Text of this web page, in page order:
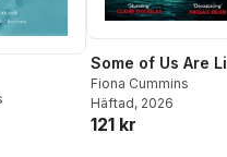
Totalt antal röster:
Some of Us Are
Fiona Cummins
Häftad, 2026
121 kr